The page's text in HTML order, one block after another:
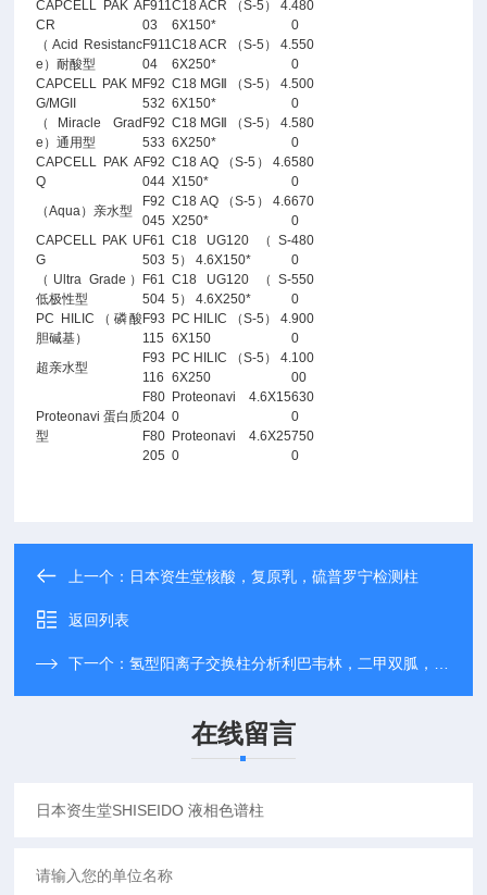
CAPCELL PAK A
CR
F911
03
C18 ACR （S-5） 4.
6X150*
480
0
（Acid Resistanc
e）耐酸型
F911
04
C18 ACR （S-5） 4.
6X250*
550
0
CAPCELL PAK M
G/MGII
F92
532
C18 MGⅡ （S-5） 4.
6X150*
500
0
（Miracle Grad
e）通用型
F92
533
C18 MGⅡ （S-5） 4.
6X250*
580
0
CAPCELL PAK A
Q
F92
044
C18 AQ （S-5） 4.6
X150*
580
0
（Aqua）亲水型
F92
045
C18 AQ （S-5） 4.6
X250*
670
0
CAPCELL PAK U
G
F61
503
C18 UG120 （S-
5） 4.6X150*
480
0
（Ultra Grade）
低极性型
F61
504
C18 UG120 （S-
5） 4.6X250*
550
0
PC HILIC（磷酸
胆碱基）
F93
115
PC HILIC （S-5） 4.
6X150
900
0
超亲水型
F93
116
PC HILIC （S-5） 4.
6X250
100
00
Proteonavi 蛋白质
型
F80
204
Proteonavi 4.6X15
0
630
0
F80
205
Proteonavi 4.6X25
0
750
0
上一个： 日本资生堂核酸，复原乳，硫普罗宁检测柱
返回列表
下一个：氢型阳离子交换柱分析利巴韦林，二甲双胍，葡甲胺
在线留言